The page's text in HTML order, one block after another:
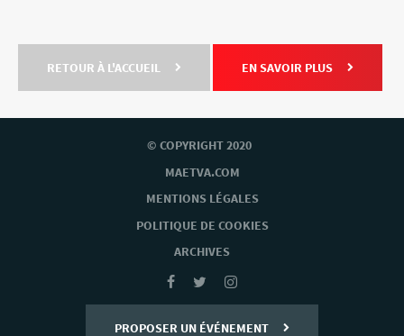
RETOUR À L'ACCUEIL EN SAVOIR PLUS
© COPYRIGHT 2020
MAETVA.COM
MENTIONS LÉGALES
POLITIQUE DE COOKIES
ARCHIVES
PROPOSER UN ÉVÉNEMENT